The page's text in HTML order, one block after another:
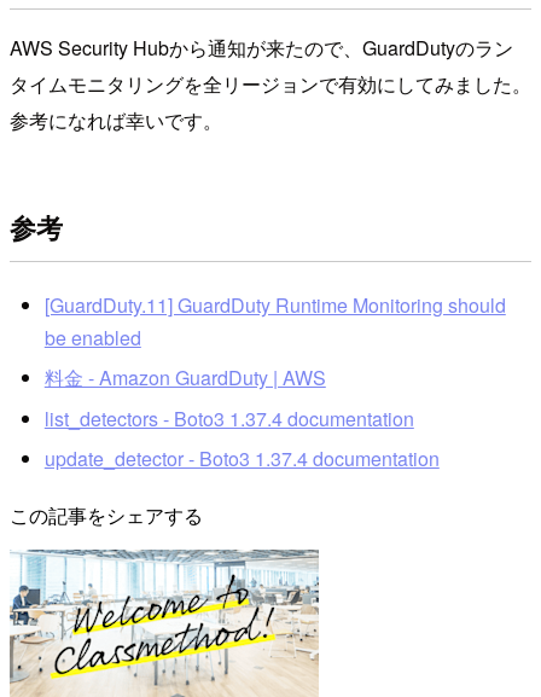
AWS Security Hubから通知が来たので、GuardDutyのラン
タイムモニタリングを全リージョンで有効にしてみました。
参考になれば幸いです。
参考
[GuardDuty.11] GuardDuty Runtime Monitoring should
be enabled
料金 - Amazon GuardDuty | AWS
list_detectors - Boto3 1.37.4 documentation
update_detector - Boto3 1.37.4 documentation
この記事をシェアする